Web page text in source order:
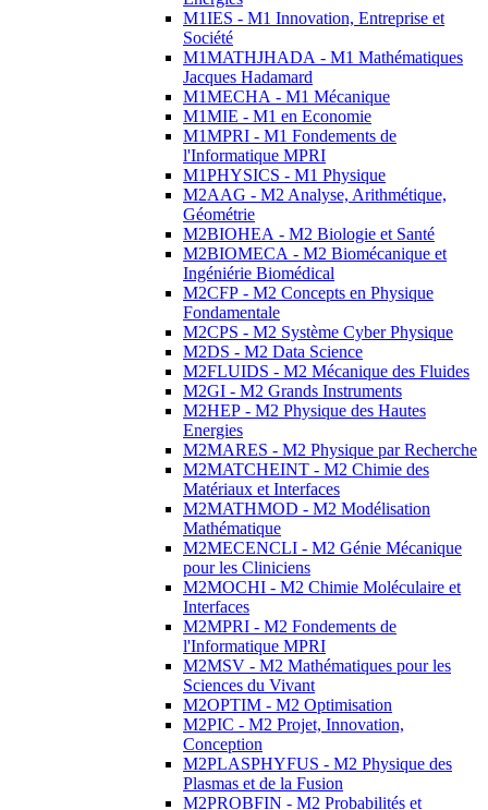
M1IES - M1 Innovation, Entreprise et
Société
M1MATHJHADA - M1 Mathématiques
Jacques Hadamard
M1MECHA - M1 Mécanique
M1MIE - M1 en Economie
M1MPRI - M1 Fondements de
l'Informatique MPRI
M1PHYSICS - M1 Physique
M2AAG - M2 Analyse, Arithmétique,
Géométrie
M2BIOHEA - M2 Biologie et Santé
M2BIOMECA - M2 Biomécanique et
Ingéniérie Biomédical
M2CFP - M2 Concepts en Physique
Fondamentale
M2CPS - M2 Système Cyber Physique
M2DS - M2 Data Science
M2FLUIDS - M2 Mécanique des Fluides
M2GI - M2 Grands Instruments
M2HEP - M2 Physique des Hautes
Energies
M2MARES - M2 Physique par Recherche
M2MATCHEINT - M2 Chimie des
Matériaux et Interfaces
M2MATHMOD - M2 Modélisation
Mathématique
M2MECENCLI - M2 Génie Mécanique
pour les Cliniciens
M2MOCHI - M2 Chimie Moléculaire et
Interfaces
M2MPRI - M2 Fondements de
l'Informatique MPRI
M2MSV - M2 Mathématiques pour les
Sciences du Vivant
M2OPTIM - M2 Optimisation
M2PIC - M2 Projet, Innovation,
Conception
M2PLASPHYFUS - M2 Physique des
Plasmas et de la Fusion
M2PROBFIN - M2 Probabilités et